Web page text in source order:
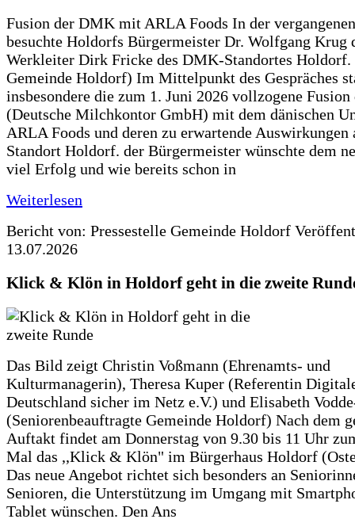
Fusion der DMK mit ARLA Foods In der
besuchte Holdorfs Bürgermeister Dr. Wolfgang Krug
Werkleiter Dirk Fricke des DMK-Standortes Holdorf.
Gemeinde Holdorf) Im Mittelpunkt des Gespräches
insbesondere die zum 1. Juni 2026 vollzogene
(Deutsche Milchkontor GmbH) mit dem dänischen
ARLA Foods und deren zu erwartende Auswirkungen
Standort Holdorf. der Bürgermeister wünschte dem
viel Erfolg und wie bereits schon in
Weiterlesen
Bericht von: Pressestelle Gemeinde Holdorf
13.07.2026
Klick & Klön in Holdorf geht in die zweite
Das Bild zeigt Christin Voßmann (Ehrenamts- und
Kulturmanagerin), Theresa Kuper (Referentin
Deutschland sicher im Netz e.V.) und Elisabeth
(Seniorenbeauftragte Gemeinde Holdorf) Nach dem
Auftakt findet am Donnerstag von 9.30 bis 11 Uhr
Mal das ,,Klick & Klön" im Bürgerhaus Holdorf
Das neue Angebot richtet sich besonders an
Senioren, die Unterstützung im Umgang mit
Tablet wünschen. Den Ans